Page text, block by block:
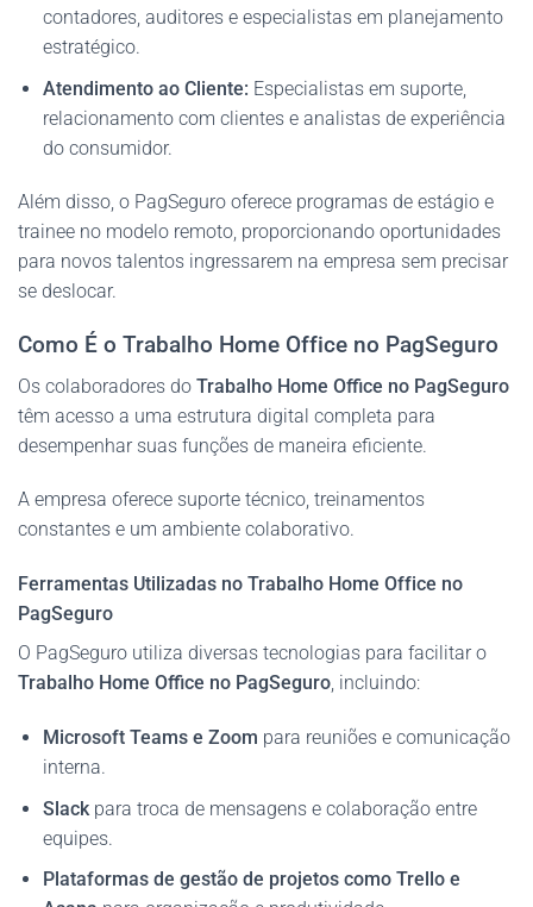
contadores, auditores e especialistas em planejamento
estratégico.
Atendimento ao Cliente: Especialistas em suporte,
relacionamento com clientes e analistas de experiência
do consumidor.
Além disso, o PagSeguro oferece programas de estágio e
trainee no modelo remoto, proporcionando oportunidades
para novos talentos ingressarem na empresa sem precisar
se deslocar.
Como É o Trabalho Home Office no PagSeguro
Os colaboradores do Trabalho Home Office no PagSeguro
têm acesso a uma estrutura digital completa para
desempenhar suas funções de maneira eficiente.
A empresa oferece suporte técnico, treinamentos
constantes e um ambiente colaborativo.
Ferramentas Utilizadas no Trabalho Home Office no
PagSeguro
O PagSeguro utiliza diversas tecnologias para facilitar o
Trabalho Home Office no PagSeguro, incluindo:
Microsoft Teams e Zoom para reuniões e comunicação
interna.
Slackpara troca de mensagens e colaboração entre
equipes.
Plataformas de gestão de projetos como Trello e